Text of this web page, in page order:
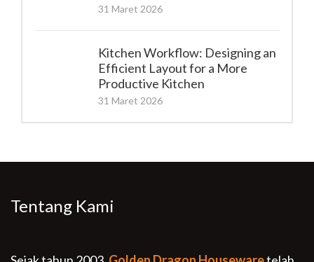
31 Maret 2026
Kitchen Workflow: Designing an
Efficient Layout for a More
Productive Kitchen
31 Maret 2026
Tentang Kami